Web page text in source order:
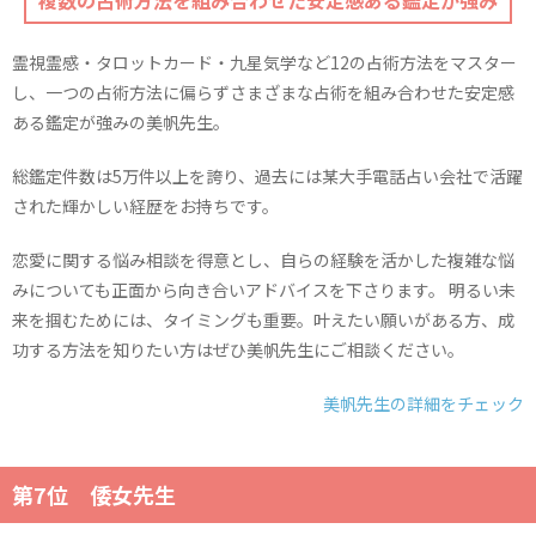
霊視霊感・タロットカード・九星気学など12の占術方法をマスター
し、一つの占術方法に偏らずさまざまな占術を組み合わせた安定感
ある鑑定が強みの美帆先生。
総鑑定件数は5万件以上を誇り、過去には某大手電話占い会社で活躍
された輝かしい経歴をお持ちです。
恋愛に関する悩み相談を得意とし、自らの経験を活かした複雑な悩
みについても正面から向き合いアドバイスを下さります。 明るい未
来を掴むためには、タイミングも重要。叶えたい願いがある方、成
功する方法を知りたい方はぜひ美帆先生にご相談ください。
美帆先生の詳細をチェック
第7位 倭女先生